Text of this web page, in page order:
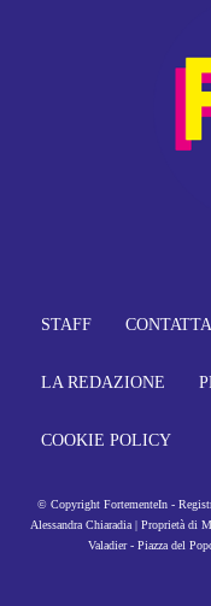
STAFF
LA REDAZIONE
COOKIE POLICY
© Copyright FortementeIn -
Alessandra Chiaradia | Proprietà di
Valadier - Piazza del